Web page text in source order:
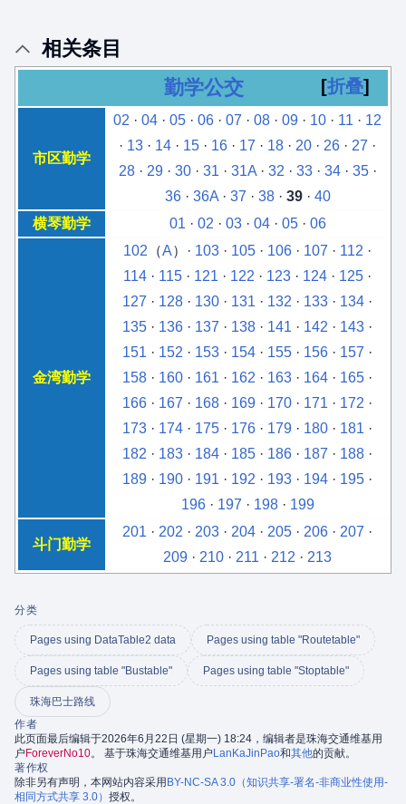
相关条目
折叠
勤学公交
市区勤学
02 · 04 · 05 · 06 · 07 · 08 · 09 · 10 · 11 · 12
· 13 · 14 · 15 · 16 · 17 · 18 · 20 · 26 · 27 ·
28· 29· 30· 31 · 31A· 32 · 33· 34· 35·
36· 36A· 37 · 38· 39· 40
横琴勤学
01 · 02 · 03· 04· 05· 06
金湾勤学
102 （A）· 103 · 105 · 106 · 107 · 112 ·
114 · 115 · 121 · 122 · 123 · 124 · 125 ·
127 · 128 · 130 · 131 · 132 · 133 · 134 ·
135 · 136 · 137 · 138 · 141 · 142 · 143 ·
151 · 152 · 153 · 154 · 155 · 156 · 157 ·
158 · 160 · 161 · 162 · 163 · 164 · 165 ·
166 · 167 · 168 · 169 · 170 · 171 · 172 ·
173 · 174 · 175 · 176 · 179 · 180 · 181 ·
182 · 183 · 184 · 185 · 186 · 187 · 188 ·
189 · 190 · 191 · 192 · 193 · 194 · 195 ·
196· 197 · 198· 199
斗门勤学
201 · 202 · 203 · 204 · 205 · 206 · 207 ·
209 · 210 · 211 · 212 · 213
分类
Pages using DataTable2 data Pages using table "Routetable"
Pages using table "Bustable" Pages using table "Stoptable"
珠海巴士路线
作者
此页面最后编辑于2026年6月22日 (星期一) 18:24，编辑者是珠海交通维基用
户ForeverNo10。 基于珠海交通维基用户LanKaJinPao和其他的贡献。
著作权
除非另有声明，本网站内容采用BY-NC-SA 3.0（知识共享-署名-非商业性使用-
相同方式共享 3.0） 授权。